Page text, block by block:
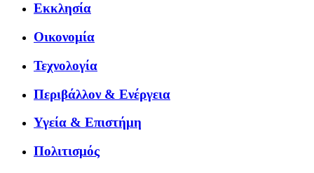
Εκκλησία
Οικονομία
Τεχνολογία
Περιβάλλον & Ενέργεια
Υγεία & Επιστήμη
Πολιτισμός